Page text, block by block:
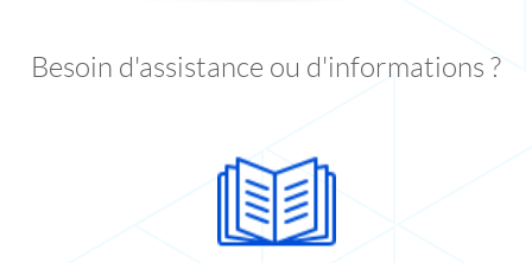
Besoin d'assistance ou d'informations ?